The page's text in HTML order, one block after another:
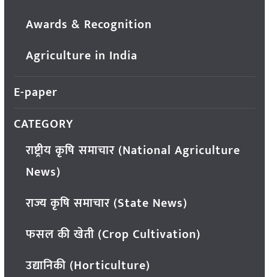
Awards & Recognition
Agriculture in India
E-paper
CATEGORY
राष्ट्रीय कृषि समाचार (National Agriculture
News)
राज्य कृषि समाचार (State News)
फसल की खेती (Crop Cultivation)
उद्यानिकी (Horticulture)